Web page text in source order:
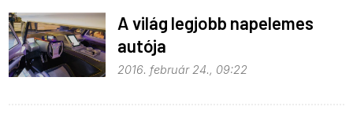
A világ legjobb napelemes
autója
2016. február 24., 09:22